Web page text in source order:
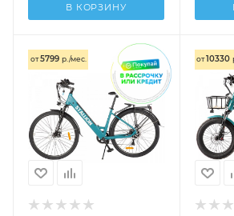
В КОРЗИНУ
от5799 р./мес. от10330